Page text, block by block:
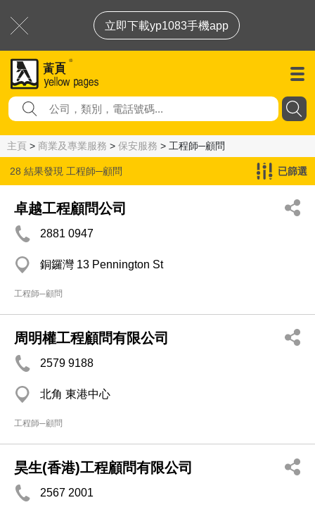
立即下載yp1083手機app
主頁 > 商業及專業服務 > 保安服務 > 工程師─顧問
28 結果發現 工程師─顧問 已篩選
卓越工程顧問公司
2881 0947
銅鑼灣 13 Pennington St
工程師─顧問
周明權工程顧問有限公司
2579 9188
北角 東港中心
工程師─顧問
昊生(香港)工程顧問有限公司
2567 2001